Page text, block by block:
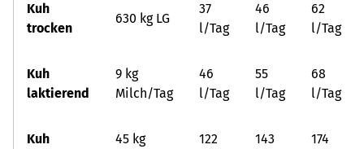
Kuh
trocken
630 kg LG
37
l/Tag
46
l/Tag
62
l/Tag
Kuh
laktierend
9 kg
Milch/Tag
46
l/Tag
55
l/Tag
68
l/Tag
Kuh 45 kg 122 143 174